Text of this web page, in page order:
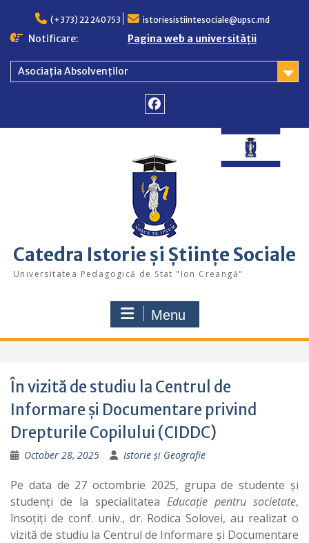
content
(+373) 22 240753 istoriesistiintesociale@upsc.md
Notificare: Pagina web a universității
Asociația Absolvenților
Catedra Istorie și Științe Sociale
Universitatea Pedagogică de Stat "Ion Creangă"
Menu
În vizită de studiu la Centrul de
Informare și Documentare privind
Drepturile Copilului (CIDDC)
October 28, 2025 Istorie și Geografie
Pe data de 27 octombrie 2025, grupa de studente și
studenți de la specialitatea Educație pentru societate,
însoțiți de conf. univ., dr. Rodica Solovei, au realizat o
vizită de studiu la Centrul de Informare și Documentare